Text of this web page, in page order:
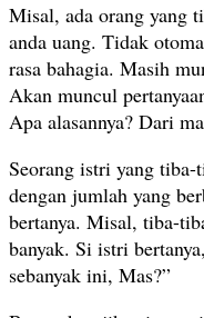
Misal, ada orang yang
anda uang. Tidak
rasa bahagia. Masih
Akan muncul
Apa alasannya? Dari
Seorang istri yang
dengan jumlah yang
bertanya. Misal, tiba-
banyak. Si istri
sebanyak ini, Mas?”